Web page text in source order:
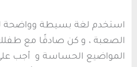
استخدم لغة بسيطة وواضحة
الصعبة ، و كن صادقًا مع
المواضيع الحساسة و أجب